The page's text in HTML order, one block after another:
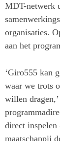
MDT-netwerk
organisaties.
aan het
‘Giro555 kan
waar we trots
willen
direct
maatschappij